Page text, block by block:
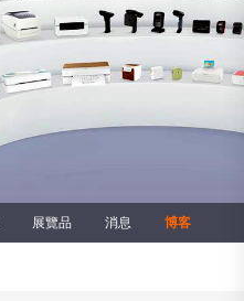
展覽品 消息 博客